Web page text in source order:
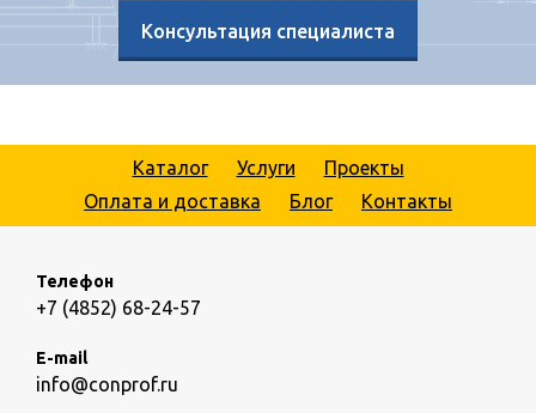
Консультация специалиста
Каталог Услуги
Проекты
Оплата и доставка
Блог Контакты
Телефон
+7 (4852) 68-24-57
E-mail
info@conprof.ru